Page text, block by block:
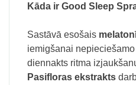
Kāda ir Good Sleep
Sastāvā esošais
iemigšanai
diennakts ritma
Pasifloras ekstrakts